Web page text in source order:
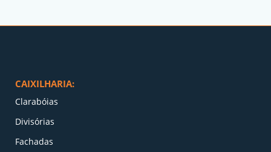
CAIXILHARIA:
Clarabóias
Divisórias
Fachadas